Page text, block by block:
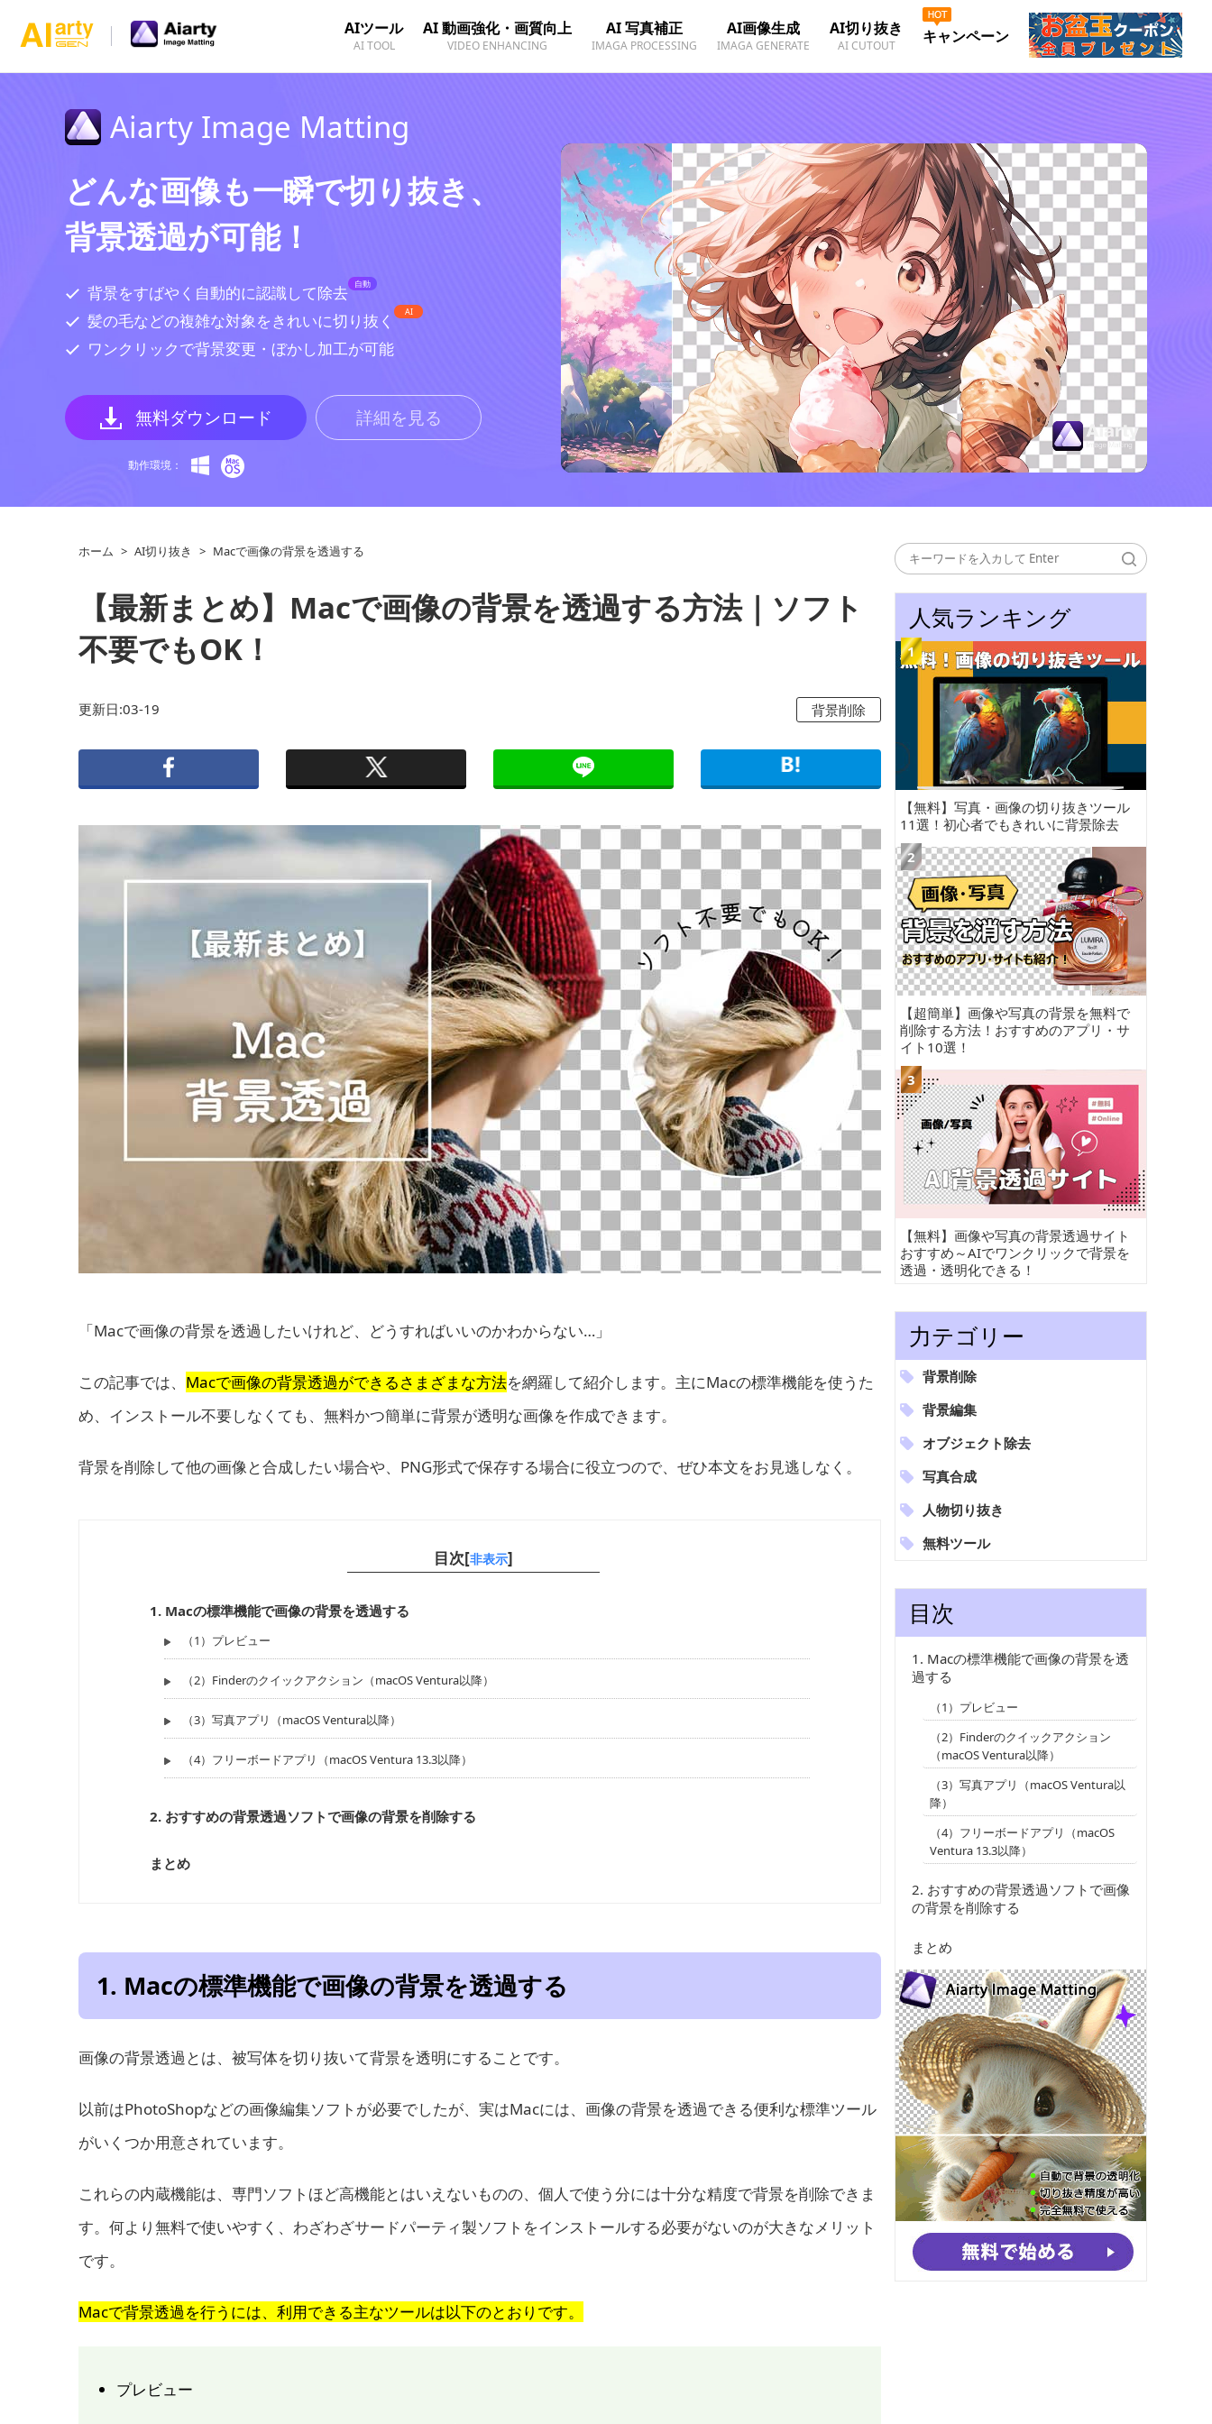
AIツール
AI TOOL
AI 動画強化・画質向上
VIDEO ENHANCING
AI 写真補正
IMAGA PROCESSING
AI画像生成
IMAGA GENERATE
AI切り抜き
AI CUTOUT キャンペーン
Aiarty Image Matting
どんな画像も一瞬で切り抜き、
背景透過が可能！
背景をすばやく自動的に認識して除去 自動
髪の毛などの複雑な対象をきれいに切り抜く AI
ワンクリックで背景変更・ぼかし加工が可能
無料ダウンロード
動作環境：
詳細を見る
ホーム > AI切り抜き > Macで画像の背景を透過する
【最新まとめ】Macで画像の背景を透過する方法｜ソフト
不要でもOK！
更新日:03-19 背景削除
「Macで画像の背景を透過したいけれど、どうすればいいのかわからない…」
この記事では、 Macで画像の背景透過ができるさまざまな方法を網羅して紹介します。主にMacの標準機能を使うた
め、インストール不要しなくても、無料かつ簡単に背景が透明な画像を作成できます。
背景を削除して他の画像と合成したい場合や、PNG形式で保存する場合に役立つので、ぜひ本文をお見逃しなく。
目次[非表示]
1. Macの標準機能で画像の背景を透過する
（1）プレビュー
（2）Finderのクイックアクション（macOS Ventura以降）
（3）写真アプリ（macOS Ventura以降）
（4）フリーボードアプリ（macOS Ventura 13.3以降）
2. おすすめの背景透過ソフトで画像の背景を削除する
まとめ
1. Macの標準機能で画像の背景を透過する
画像の背景透過とは、被写体を切り抜いて背景を透明にすることです。
以前はPhotoShopなどの画像編集ソフトが必要でしたが、実はMacには、画像の背景を透過できる便利な標準ツール
がいくつか用意されています。
これらの内蔵機能は、専門ソフトほど高機能とはいえないものの、個人で使う分には十分な精度で背景を削除できま
す。何より無料で使いやすく、わざわざサードパーティ製ソフトをインストールする必要がないのが大きなメリット
です。
Macで背景透過を行うには、利用できる主なツールは以下のとおりです。
プレビュー
人気ランキング
【無料】写真・画像の切り抜きツール
11選！初心者でもきれいに背景除去
【超簡単】画像や写真の背景を無料で
削除する方法！おすすめのアプリ・サ
イト10選！
【無料】画像や写真の背景透過サイト
おすすめ～AIでワンクリックで背景を
透過・透明化できる！
力テゴリー
背景削除
背景編集
オブジェクト除去
写真合成
人物切り抜き
無料ツール
目次
1. Macの標準機能で画像の背景を透
過する
（1）プレビュー
（2）Finderのクイックアクション
（macOS Ventura以降）
（3）写真アプリ（macOS Ventura以
降）
（4）フリーボードアプリ（macOS
Ventura 13.3以降）
2. おすすめの背景透過ソフトで画像
の背景を削除する
まとめ